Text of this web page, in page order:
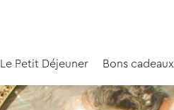
Le Petit Déjeuner Bons cadeaux